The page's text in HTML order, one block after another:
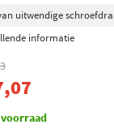
uitwendige
informatie